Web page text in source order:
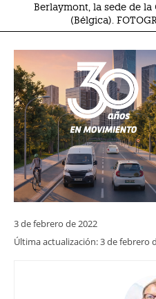
Berlaymont, la sede de la
(Bélgica).
3 de febrero de 2022
Última actualización:3 de febrero